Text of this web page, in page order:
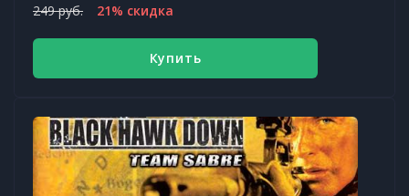
249 руб. 21% скидка
Купить